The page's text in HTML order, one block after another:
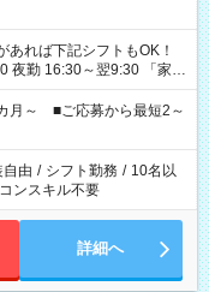
16:30～翌9:30 「家族
夕飯の準備がしたい」
、ご希望を教えてください
計で週40時間を超える場
月～ ■ご応募から最短2～
自由 / シフト勤務 / 10名以
ンスキル不要
詳細へ